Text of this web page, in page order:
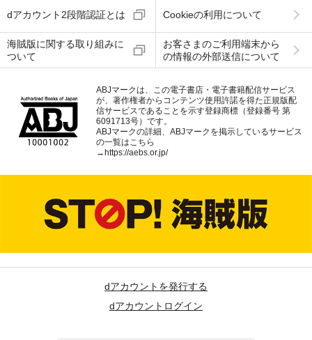
dアカウント2段階認証とは Cookieの利用について
海賊版に関する取り組みに
ついて
お客さまのご利用端末から
の情報の外部送信について
ABJマークは、この電子書店・電子書籍配信サービス
が、著作権者からコンテンツ使用許諾を得た正規版配
信サービスであることを示す登録商標（登録番号 第
6091713号）です。
ABJマークの詳細、ABJマークを掲示しているサービス
の一覧はこちら
→https://aebs.or.jp/
dアカウントを発行する
dアカウントログイン